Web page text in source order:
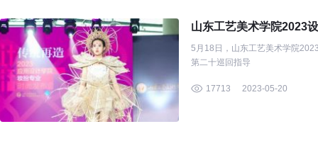
山东工艺美术学院2023
5月18日，山东工艺美术学院
第二十巡回指导
17713 2023-05-20